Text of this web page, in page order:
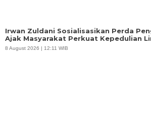
Irwan Zuldani Sosialisasikan Perda
Ajak Masyarakat Perkuat Kepedulian
8 August 2026 | 12:11 WIB